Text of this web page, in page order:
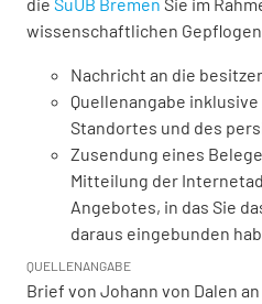
die SuUB Bremen Sie im
wissenschaftlichen
Nachricht an die
Quellenangabe
Standortes und des
Zusendung eines
Mitteilung der
Angebotes, in das Sie
daraus eingebunden
QUELLENANGABE
Brief von Johann von Dalen